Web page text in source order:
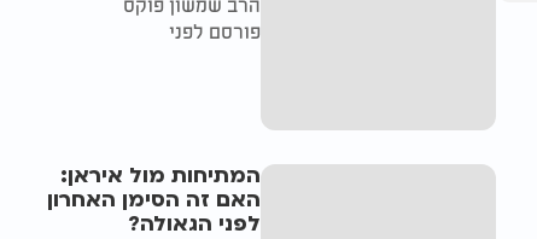
פורסם לפני
המתיחות מול איראן:
האם זה הסימן האחרון
לפני הגאולה?